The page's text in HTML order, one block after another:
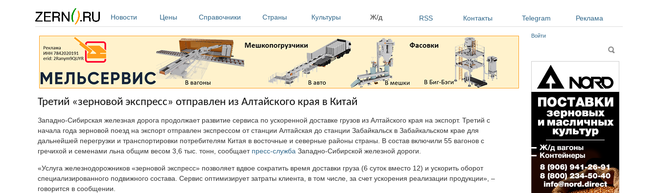
Новости
Цены Справочники Страны Культуры Ж/д RSS Контакты Telegram Реклама
Третий «зерновой экспресс» отправлен из Алтайского края в Китай
Западно-Сибирская железная дорога продолжает развитие сервиса по ускоренной доставке грузов из Алтайского края на экспорт. Третий с
начала года зерновой поезд на экспорт отправлен экспрессом от станции Алтайская до станции Забайкальск в Забайкальском крае для
дальнейшей перегрузки и транспортировки потребителям Китая в восточные и северные районы страны. В состав включили 55 вагонов с
гречихой и семенами льна общим весом 3,6 тыс. тонн, сообщает пресс-служба Западно-Сибирской железной дороги.
«Услуга железнодорожников «зерновой экспресс» позволяет вдвое сократить время доставки груза (6 суток вместо 12) и ускорить оборот
специализированного подвижного состава. Сервис оптимизирует затраты клиента, в том числе, за счет ускорения реализации продукции», –
говорится в сообщении.
Войти
Поиск